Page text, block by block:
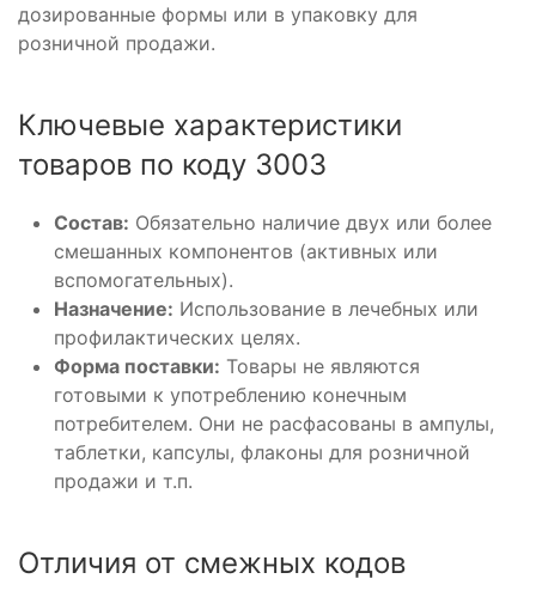
дозированные формы или в упаковку для
розничной продажи.
Ключевые характеристики
товаров по коду 3003
Состав: Обязательно наличие двух или более
смешанных компонентов (активных или
вспомогательных).
Назначение: Использование в лечебных или
профилактических целях.
Форма поставки: Товары не являются
готовыми к употреблению конечным
потребителем. Они не расфасованы в ампулы,
таблетки, капсулы, флаконы для розничной
продажи и т.п.
Отличия от смежных кодов